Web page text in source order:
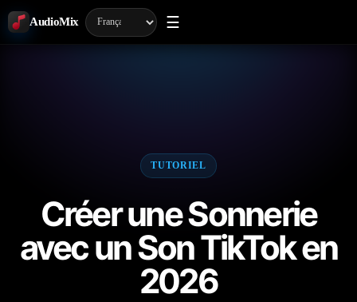
AudioMix ☰
TUTORIEL
Créer une Sonnerie
avec un Son TikTok en
2026